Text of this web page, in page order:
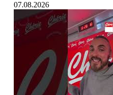
07.08.2026